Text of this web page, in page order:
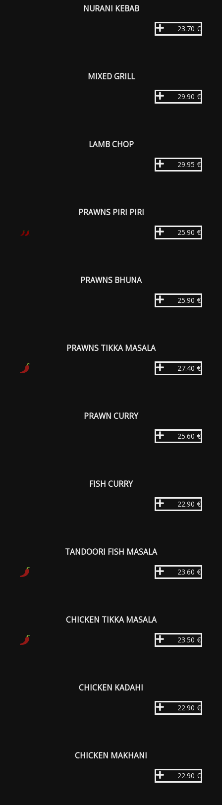
NURANI KEBAB
23.70 €
MIXED GRILL
29.90 €
LAMB CHOP
29.95 €
PRAWNS PIRI PIRI
25.90 €
PRAWNS BHUNA
25.90 €
PRAWNS TIKKA MASALA
27.40 €
PRAWN CURRY
25.60 €
FISH CURRY
22.90 €
TANDOORI FISH MASALA
23.60 €
CHICKEN TIKKA MASALA
23.50 €
CHICKEN KADAHI
22.90 €
CHICKEN MAKHANI
22.90 €